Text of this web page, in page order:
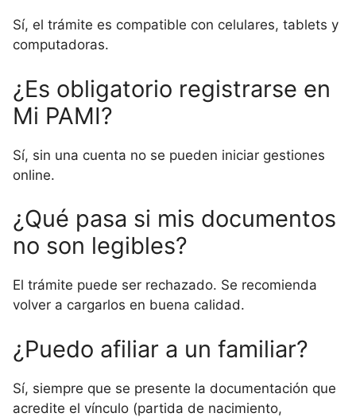
Sí, el trámite es compatible con celulares, tablets y
computadoras.
¿Es obligatorio registrarse en
Mi PAMI?
Sí, sin una cuenta no se pueden iniciar gestiones
online.
¿Qué pasa si mis documentos
no son legibles?
El trámite puede ser rechazado. Se recomienda
volver a cargarlos en buena calidad.
¿Puedo afiliar a un familiar?
Sí, siempre que se presente la documentación que
acredite el vínculo (partida de nacimiento,